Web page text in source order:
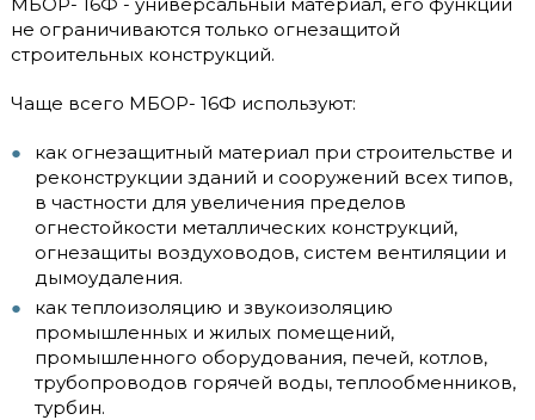
не ограничиваются только огнезащитой
строительных конструкций.
Чаще всего МБОР- 16Ф используют:
как огнезащитный материал при строительстве и
реконструкции зданий и сооружений всех типов,
в частности для увеличения пределов
огнестойкости металлических конструкций,
огнезащиты воздуховодов, систем вентиляции и
дымоудаления.
как теплоизоляцию и звукоизоляцию
промышленных и жилых помещений,
промышленного оборудования, печей, котлов,
трубопроводов горячей воды, теплообменников,
турбин.